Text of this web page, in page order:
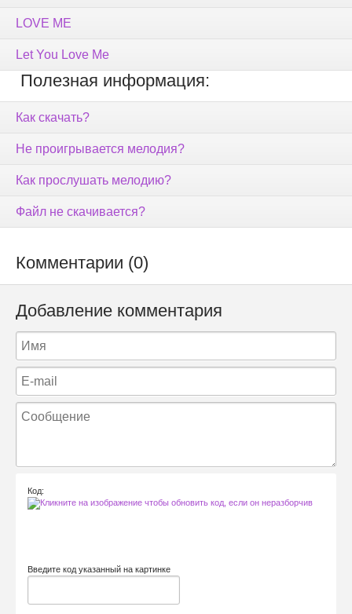
LOVE ME
Let You Love Me
Полезная информация:
Как скачать?
Не проигрывается мелодия?
Как прослушать мелодию?
Файл не скачивается?
Комментарии (0)
Добавление комментария
Код:
Введите код указанный на картинке